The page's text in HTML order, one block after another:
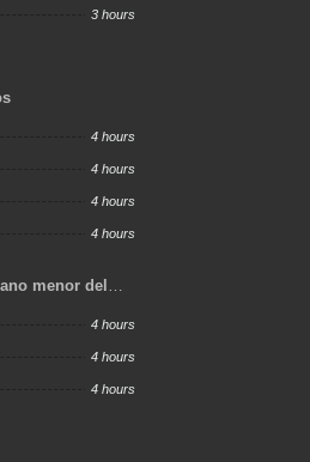
3 hours
4 hours
4 hours
4 hours
4 hours
menor del
4 hours
4 hours
4 hours